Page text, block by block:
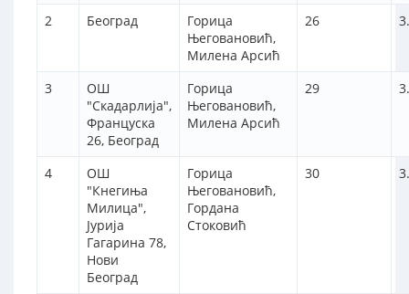
2 Београд
Горица
Његовановић,
Милена Арсић
26
3
ОШ
"Скадарлија",
Француска
26, Београд
Горица
Његовановић,
Милена Арсић
29
4
ОШ
"Кнегиња
Милица",
Јурија
Гагарина 78,
Нови
Београд
Горица
Његовановић,
Гордана
Стоковић
30